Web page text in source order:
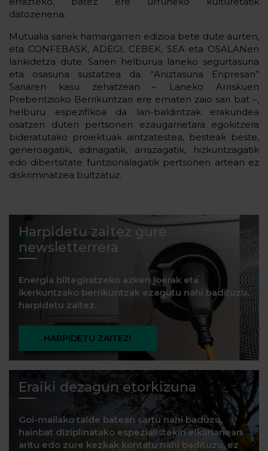
datozenena.
Mutualia sariek hamargarren edizioa bete dute aurten,
eta CONFEBASK, ADEGI, CEBEK, SEA eta OSALANen
lankidetza dute. Sarien helburua laneko segurtasuna
eta osasuna sustatzea da. “Aniztasuna Enpresan”
Sariaren kasu zehatzean – Laneko Arriskuen
Prebentzioko Berrikuntzari ere ematen zaio sari bat –,
helburu espezifikoa da lan-baldintzak erakundea
osatzen duten pertsonen ezaugarrietara egokitzera
bideratutako proiektuak aintzatestea, besteak beste,
generoagatik, adinagatik, arrazagatik, hizkuntzagatik
edo dibertsitate funtzionalagatik pertsonen artean ez
diskriminatzea bultzatuz.
Harpidetu zaitez gure
newsletterrera
Energia biltegiratzeko azken joerak eta
ikerkuntzako berrikuntzak ezagutu nahi badituzu,
harpidetu zaitez.
HARPIDETU ZAITEZ!
Eraiki dezagun etorkizuna
Goi-mailako talde batean sartu nahi baduzu,
hainbat diziplinatako espezialistekin elkarlanean
aritu edo zure kezkak kontatu nahi badituzu, ez